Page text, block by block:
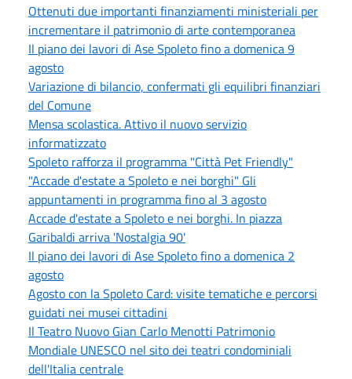
Ottenuti due importanti finanziamenti ministeriali per
incrementare il patrimonio di arte contemporanea
Il piano dei lavori di Ase Spoleto fino a domenica 9
agosto
Variazione di bilancio, confermati gli equilibri finanziari
del Comune
Mensa scolastica. Attivo il nuovo servizio
informatizzato
Spoleto rafforza il programma "Città Pet Friendly"
"Accade d'estate a Spoleto e nei borghi" Gli
appuntamenti in programma fino al 3 agosto
Accade d'estate a Spoleto e nei borghi. In piazza
Garibaldi arriva 'Nostalgia 90'
Il piano dei lavori di Ase Spoleto fino a domenica 2
agosto
Agosto con la Spoleto Card: visite tematiche e percorsi
guidati nei musei cittadini
Il Teatro Nuovo Gian Carlo Menotti Patrimonio
Mondiale UNESCO nel sito dei teatri condominiali
dell'Italia centrale